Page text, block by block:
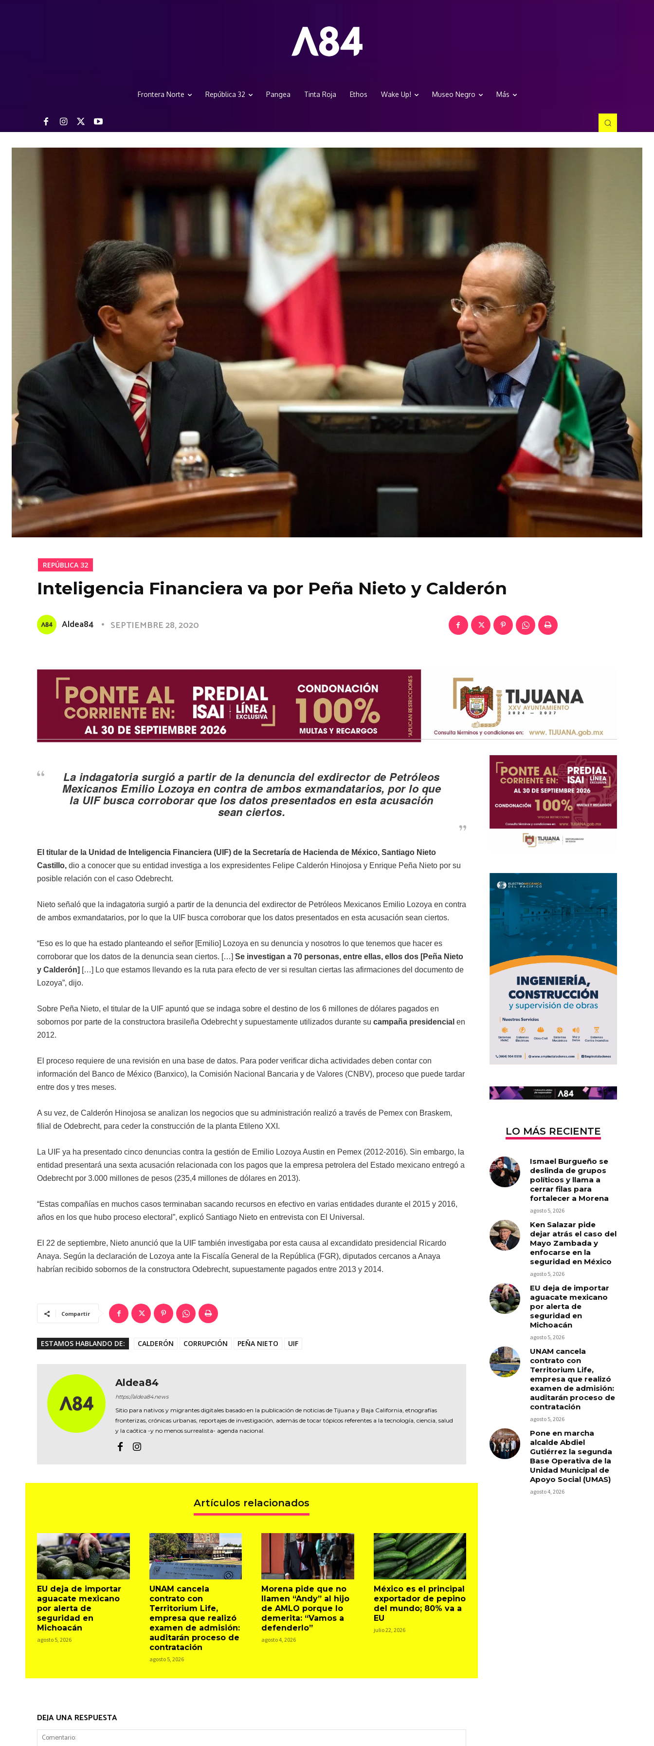
Frontera Norte República 32 Pangea Tinta Roja Ethos Wake Up! Museo Negro Más
REPÚBLICA 32
Inteligencia Financiera va por Peña Nieto y Calderón
Aldea84 SEPTIEMBRE 28, 2020
La indagatoria surgió a partir de la denuncia del exdirector de Petróleos
Mexicanos Emilio Lozoya en contra de ambos exmandatarios, por lo que
la UIF busca corroborar que los datos presentados en esta acusación
sean ciertos.
El titular de la Unidad de Inteligencia Financiera (UIF) de la Secretaría de Hacienda de México, Santiago Nieto
Castillo, dio a conocer que su entidad investiga a los expresidentes Felipe Calderón Hinojosa y Enrique Peña Nieto por su
posible relación con el caso Odebrecht.
Nieto señaló que la indagatoria surgió a partir de la denuncia del exdirector de Petróleos Mexicanos Emilio Lozoya en contra
de ambos exmandatarios, por lo que la UIF busca corroborar que los datos presentados en esta acusación sean ciertos.
“Eso es lo que ha estado planteando el señor [Emilio] Lozoya en su denuncia y nosotros lo que tenemos que hacer es
corroborar que los datos de la denuncia sean ciertos. […] Se investigan a 70 personas, entre ellas, ellos dos [Peña Nieto
y Calderón] […] Lo que estamos llevando es la ruta para efecto de ver si resultan ciertas las afirmaciones del documento de
Lozoya”, dijo.
Sobre Peña Nieto, el titular de la UIF apuntó que se indaga sobre el destino de los 6 millones de dólares pagados en
sobornos por parte de la constructora brasileña Odebrecht y supuestamente utilizados durante su campaña presidencial en
2012.
El proceso requiere de una revisión en una base de datos. Para poder verificar dicha actividades deben contar con
información del Banco de México (Banxico), la Comisión Nacional Bancaria y de Valores (CNBV), proceso que puede tardar
entre dos y tres meses.
A su vez, de Calderón Hinojosa se analizan los negocios que su administración realizó a través de Pemex con Braskem,
filial de Odebrecht, para ceder la construcción de la planta Etileno XXI.
La UIF ya ha presentado cinco denuncias contra la gestión de Emilio Lozoya Austin en Pemex (2012-2016). Sin embargo, la
entidad presentará una sexta acusación relacionada con los pagos que la empresa petrolera del Estado mexicano entregó a
Odebrecht por 3.000 millones de pesos (235,4 millones de dólares en 2013).
“Estas compañías en muchos casos terminaban sacando recursos en efectivo en varias entidades durante el 2015 y 2016,
años en los que hubo proceso electoral”, explicó Santiago Nieto en entrevista con El Universal.
El 22 de septiembre, Nieto anunció que la UIF también investigaba por esta causa al excandidato presidencial Ricardo
Anaya. Según la declaración de Lozoya ante la Fiscalía General de la República (FGR), diputados cercanos a Anaya
habrían recibido sobornos de la constructora Odebrecht, supuestamente pagados entre 2013 y 2014.
Compartir
ESTAMOS HABLANDO DE: CALDERÓN CORRUPCIÓN PEÑA NIETO UIF
Aldea84
https://aldea84.news
Sitio para nativos y migrantes digitales basado en la publicación de noticias de Tijuana y Baja California, etnografías
fronterizas, crónicas urbanas, reportajes de investigación, además de tocar tópicos referentes a la tecnología, ciencia, salud
y la caótica -y no menos surrealista- agenda nacional.
Artículos relacionados
EU deja de importar
aguacate mexicano
por alerta de
seguridad en
Michoacán
agosto 5, 2026
UNAM cancela
contrato con
Territorium Life,
empresa que realizó
examen de admisión:
auditarán proceso de
contratación
agosto 5, 2026
Morena pide que no
llamen “Andy” al hijo
de AMLO porque lo
demerita: “Vamos a
defenderlo”
agosto 4, 2026
México es el principal
exportador de pepino
del mundo; 80% va a
EU
julio 22, 2026
DEJA UNA RESPUESTA
LO MÁS RECIENTE
Ismael Burgueño se
deslinda de grupos
políticos y llama a
cerrar filas para
fortalecer a Morena
agosto 5, 2026
Ken Salazar pide
dejar atrás el caso del
Mayo Zambada y
enfocarse en la
seguridad en México
agosto 5, 2026
EU deja de importar
aguacate mexicano
por alerta de
seguridad en
Michoacán
agosto 5, 2026
UNAM cancela
contrato con
Territorium Life,
empresa que realizó
examen de admisión:
auditarán proceso de
contratación
agosto 5, 2026
Pone en marcha
alcalde Abdiel
Gutiérrez la segunda
Base Operativa de la
Unidad Municipal de
Apoyo Social (UMAS)
agosto 4, 2026